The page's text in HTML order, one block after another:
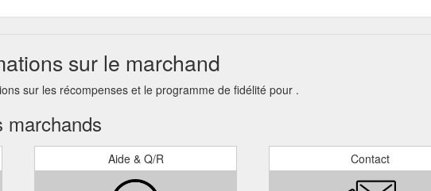
sur le marchand
sur les récompenses et le programme de fidélité pour .
marchands
Aide & Q/R Contact